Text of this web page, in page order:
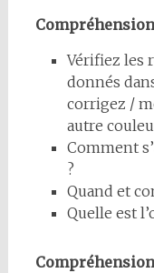
Vérifiez les
donnés
corrigez /
autre
Comment
?
Quand et
Quelle est